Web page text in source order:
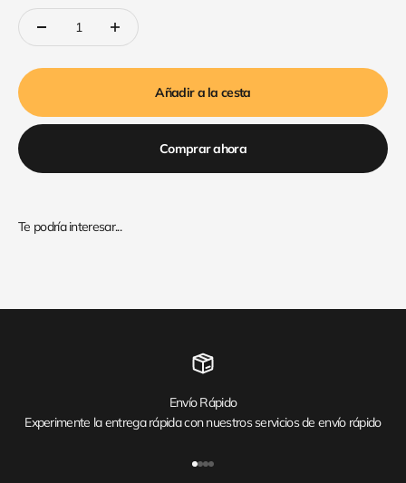
Añadir a la cesta
Comprar ahora
Envío Rápido
Experimente la entrega rápida con nuestros servicios de envío rápido